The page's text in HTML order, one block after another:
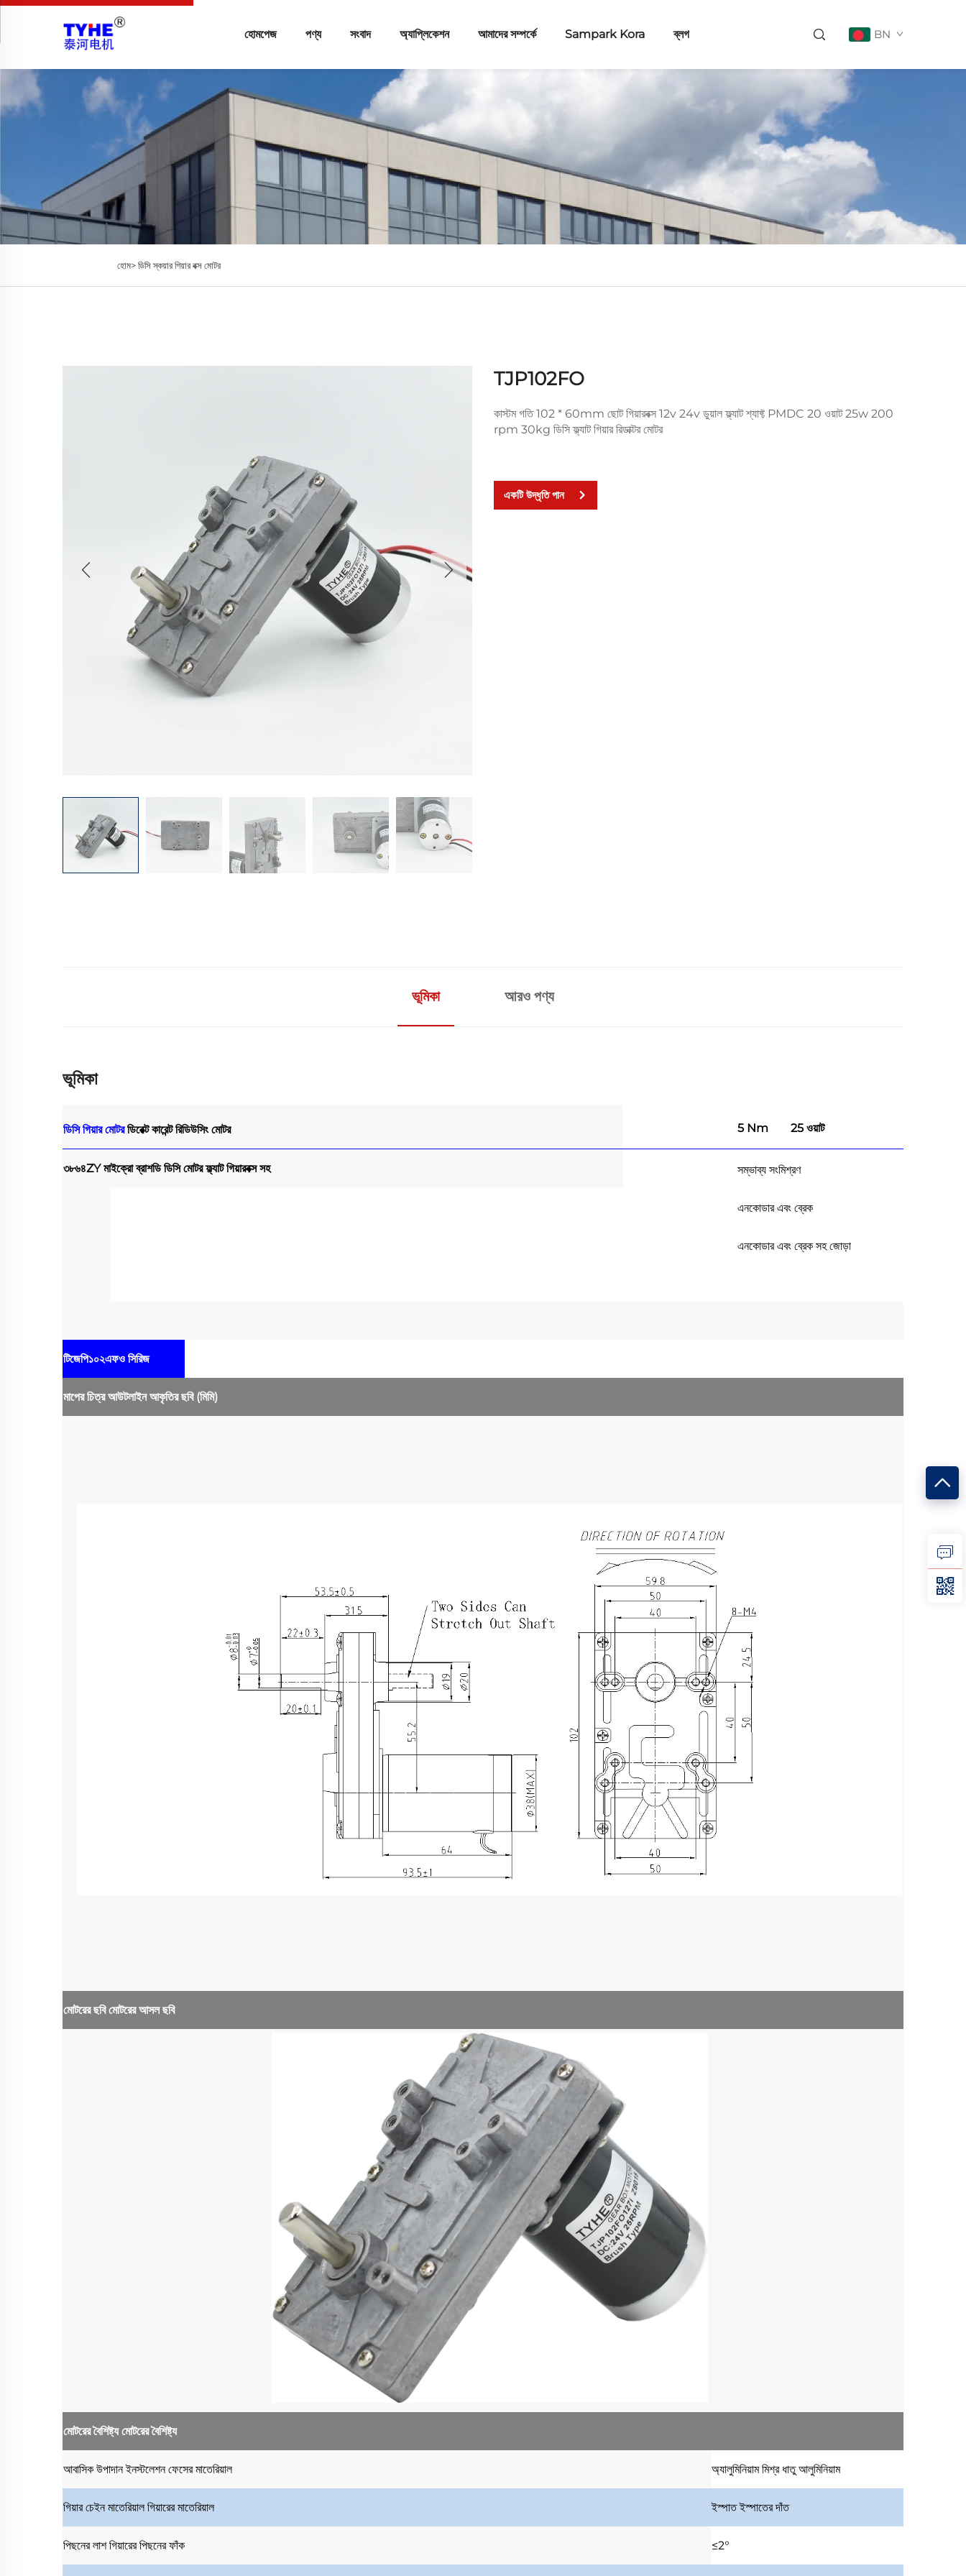
হোমপেজ পণ্য সংবাদ অ্যাপ্লিকেশন আমাদের সম্পর্কে Sampark Kora ব্লগ BN
হোম>ডিসি স্কয়ার গিয়ার বক্স মোটর
TJP102FO
কাস্টম গতি 102 * 60mm ছোট গিয়ারবক্স 12v 24v ডুয়াল ফ্ল্যাট শ্যাফ্ট PMDC 20 ওয়াট 25w 200
rpm 30kg ডিসি ফ্ল্যাট গিয়ার রিডাক্টর মোটর
একটি উদ্ধৃতি পান
ভূমিকা আরও পণ্য
ভূমিকা
ডিসি গিয়ার মোটরডিরেক্ট কারেন্ট রিডিউসিং মোটর 5 Nm 25 ওয়াট
৩৮৬৪ZY মাইক্রো ব্রাশডি ডিসি মোটর ফ্ল্যাট গিয়ারবক্স সহ সম্ভাব্য সংমিশ্রণ
এনকোডার এবং ব্রেক
এনকোডার এবং ব্রেক সহ জোড়া
টিজেপি১০২এফও সিরিজ
মাপের চিত্রআউটলাইন আকৃতির ছবি (মিমি)
মোটরের ছবিমোটরের আসল ছবি
মোটরের বৈশিষ্ট্যমোটরের বৈশিষ্ট্য
আবাসিক উপাদানইনস্টলেশন ফেসের মাতেরিয়াল অ্যালুমিনিয়াম মিশ্র ধাতুআলুমিনিয়াম
গিয়ার চেইন মাতেরিয়ালগিয়ারের মাতেরিয়াল ইস্পাতইস্পাতের দাঁত
পিছনের লাশগিয়ারের পিছনের ফাঁক ≤2°